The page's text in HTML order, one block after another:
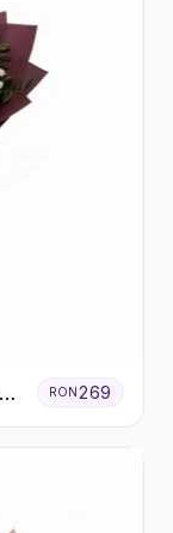
RON 269